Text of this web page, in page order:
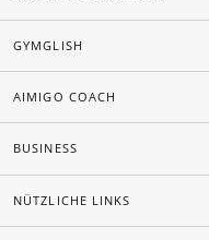
GYMGLISH
AIMIGO COACH
BUSINESS
NÜTZLICHE LINKS